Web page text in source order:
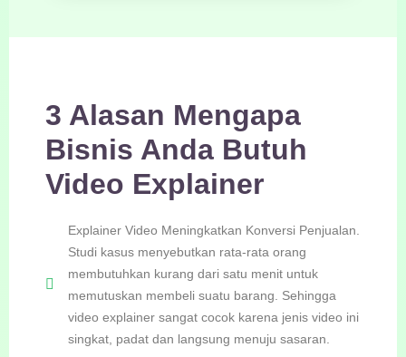
3 Alasan Mengapa
Bisnis Anda Butuh
Video Explainer
Explainer Video Meningkatkan Konversi Penjualan.
Studi kasus menyebutkan rata-rata orang
membutuhkan kurang dari satu menit untuk
memutuskan membeli suatu barang. Sehingga
video explainer sangat cocok karena jenis video ini
singkat, padat dan langsung menuju sasaran.